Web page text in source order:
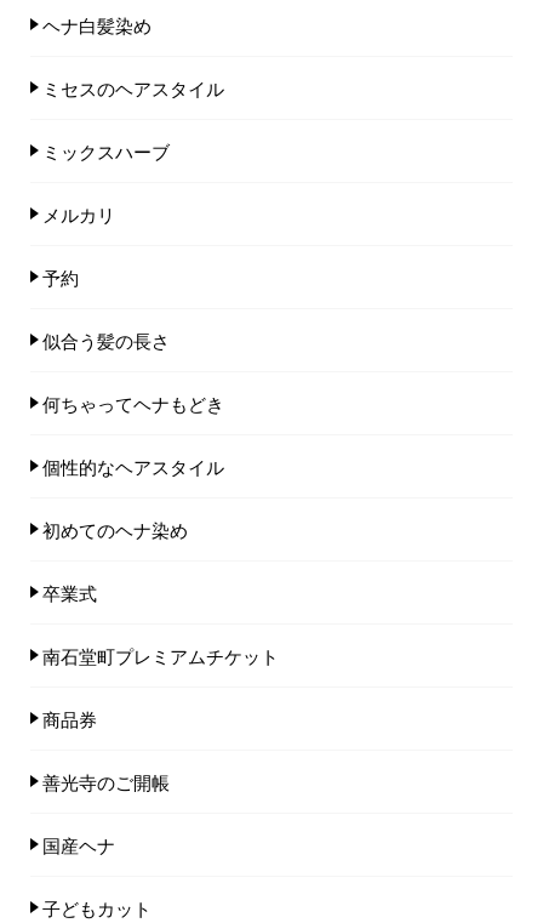
ヘナ白髪染め
ミセスのヘアスタイル
ミックスハーブ
メルカリ
予約
似合う髪の長さ
何ちゃってヘナもどき
個性的なヘアスタイル
初めてのヘナ染め
卒業式
南石堂町プレミアムチケット
商品券
善光寺のご開帳
国産ヘナ
子どもカット